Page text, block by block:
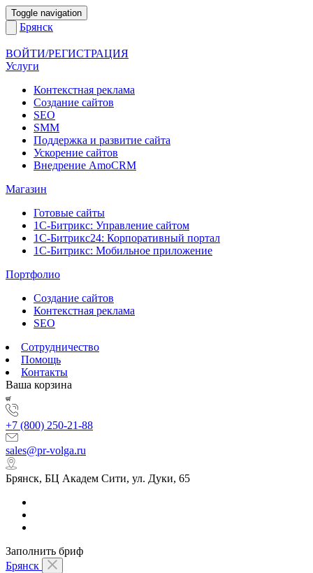
Toggle navigation
Брянск
ВОЙТИ/РЕГИСТРАЦИЯ
Услуги
Контекстная реклама
Создание сайтов
SEO
SMM
Поддержка и развитие сайта
Ускорение сайтов
Внедрение AmoCRM
Магазин
Готовые сайты
1С-Битрикс: Управление сайтом
1С-Битрикс24: Корпоративный портал
1С-Битрикс: Мобильное приложение
Портфолио
Создание сайтов
Контекстная реклама
SEO
Сотрудничество
Помощь
Контакты
Ваша корзина
+7 (800) 250-21-88
sales@pr-volga.ru
Брянск, БЦ Академ Сити, ул. Дуки, 65
Заполнить бриф
Брянск